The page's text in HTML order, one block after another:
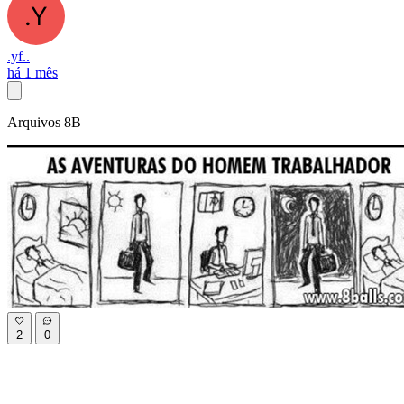
.yf..
há 1 mês
Arquivos 8B
2 0